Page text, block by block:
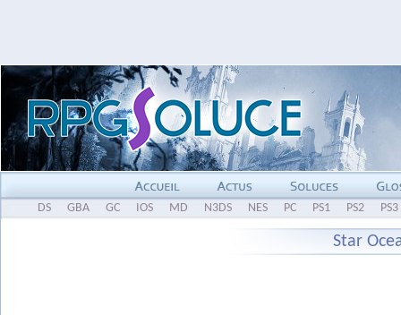
DS GBA GC IOS MD N3DS NES PC PS1 PS2 PS3
Star